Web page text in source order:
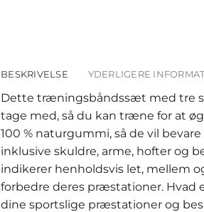
BESKRIVELSE YDERLIGERE
Dette træningsbåndssæt med tre
tage med, så du kan træne for at
100 % naturgummi, så de vil
inklusive skuldre, arme, hofter og
indikerer henholdsvis let, mellem
forbedre deres præstationer. Hvad
dine sportslige præstationer og